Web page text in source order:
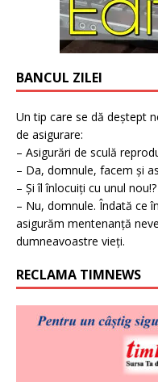
BANCUL ZILEI
Un tip care se dă deștept
de asigurare:
– Asigurări de sculă
– Da, domnule, facem și
– Și îl înlocuiți cu unul nou!?
– Nu, domnule. Îndată ce
asigurăm mentenanță
dumneavoastre vieți.
RECLAMA TIMNEWS